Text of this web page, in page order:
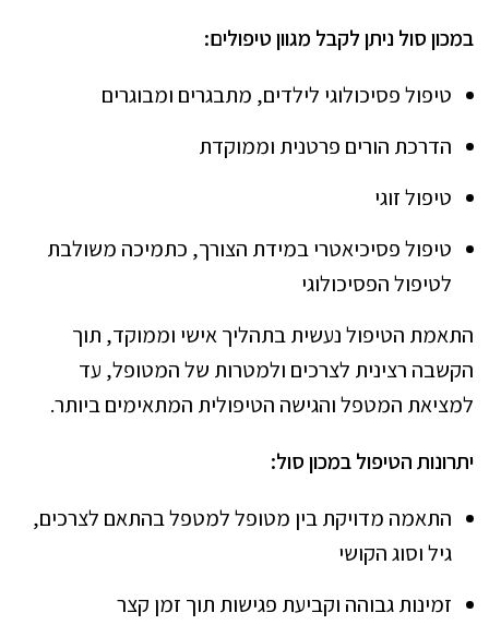
במכון סול ניתן לקבל מגוון טיפולים:
טיפול פסיכולוגי לילדים, מתבגרים ומבוגרים
הדרכת הורים פרטנית וממוקדת
טיפול זוגי
טיפול פסיכיאטרי במידת הצורך, כתמיכה משולבת
לטיפול הפסיכולוגי
התאמת הטיפול נעשית בתהליך אישי וממוקד, תוך
הקשבה רצינית לצרכים ולמטרות של המטופל, עד
למציאת המטפל והגישה הטיפולית המתאימים ביותר.
יתרונות הטיפול במכון סול:
התאמה מדויקת בין מטופל למטפל בהתאם לצרכים,
גיל וסוג הקושי
זמינות גבוהה וקביעת פגישות תוך זמן קצר